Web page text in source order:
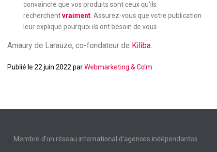
convaincre que vos produits sont ceux qu’ils
recherchentvraiment. Assurez-vous que votre publication
leur explique pourquoi ils ont besoin de vous
Amaury de Larauze, co-fondateur de Kiliba.
Publié le 22 juin 2022 parWebmarketing & Co’m
Membre d’un réseau international d’agences indépendantes